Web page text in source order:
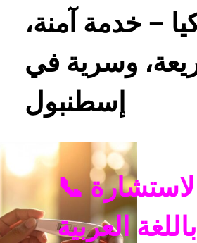
– خدمة آمنة،
وسرية في
إسطنبول
📞 للحجز والاستشارة